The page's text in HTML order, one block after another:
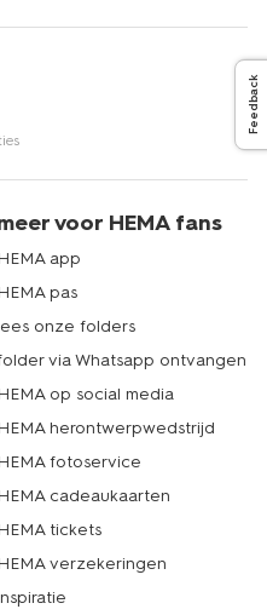
voor HEMA fans
HEMA app
HEMA pas
onze folders
via Whatsapp ontvangen
HEMA op social media
HEMA herontwerpwedstrijd
HEMA fotoservice
HEMA cadeaukaarten
HEMA tickets
HEMA verzekeringen
Feedback